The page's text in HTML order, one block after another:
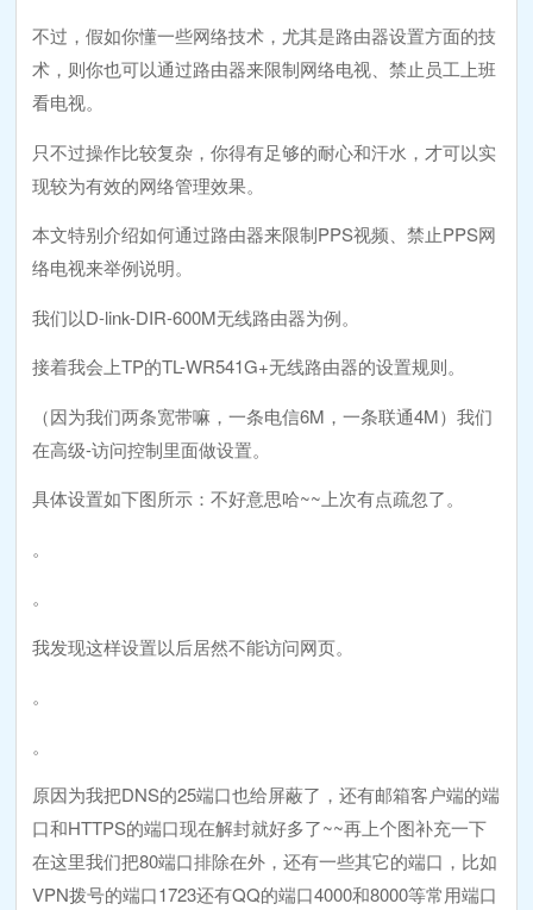
不过，假如你懂一些网络技术，尤其是路由器设置方面的技
术，则你也可以通过路由器来限制网络电视、禁止员工上班
看电视。
只不过操作比较复杂，你得有足够的耐心和汗水，才可以实
现较为有效的网络管理效果。
本文特别介绍如何通过路由器来限制PPS视频、禁止PPS网
络电视来举例说明。
我们以D-link-DIR-600M无线路由器为例。
接着我会上TP的TL-WR541G+无线路由器的设置规则。
（因为我们两条宽带嘛，一条电信6M，一条联通4M）我们
在高级-访问控制里面做设置。
具体设置如下图所示：不好意思哈~~上次有点疏忽了。
。
。
我发现这样设置以后居然不能访问网页。
。
。
原因为我把DNS的25端口也给屏蔽了，还有邮箱客户端的端
口和HTTPS的端口现在解封就好多了~~再上个图补充一下
在这里我们把80端口排除在外，还有一些其它的端口，比如
VPN拨号的端口1723还有QQ的端口4000和8000等常用端口